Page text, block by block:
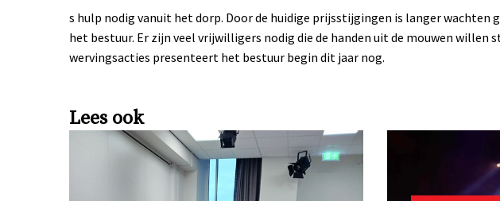
s hulp nodig vanuit het dorp. Door de huidige prijsstijgingen is langer wachten
het bestuur. Er zijn veel vrijwilligers nodig die de handen uit de mouwen willen
wervingsacties presenteert het bestuur begin dit jaar nog.
Lees ook